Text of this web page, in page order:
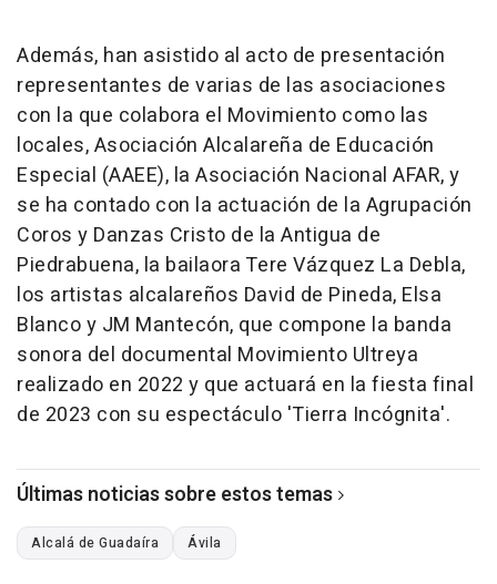
Además, han asistido al acto de presentación
representantes de varias de las asociaciones
con la que colabora el Movimiento como las
locales, Asociación Alcalareña de Educación
Especial (AAEE), la Asociación Nacional AFAR, y
se ha contado con la actuación de la Agrupación
Coros y Danzas Cristo de la Antigua de
Piedrabuena, la bailaora Tere Vázquez La Debla,
los artistas alcalareños David de Pineda, Elsa
Blanco y JM Mantecón, que compone la banda
sonora del documental Movimiento Ultreya
realizado en 2022 y que actuará en la fiesta final
de 2023 con su espectáculo 'Tierra Incógnita'.
Últimas noticias sobre estos temas
Alcalá de Guadaíra Ávila